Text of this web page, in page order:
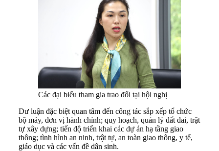
Các đại biểu tham gia trao đổi tại hội nghị
Dư luận đặc biệt quan tâm đến công tác sắp xếp tổ chức
bộ máy, đơn vị hành chính; quy hoạch, quản lý đất đai, trật
tự xây dựng; tiến độ triển khai các dự án hạ tầng giao
thông; tình hình an ninh, trật tự, an toàn giao thông, y tế,
giáo dục và các vấn đề dân sinh.